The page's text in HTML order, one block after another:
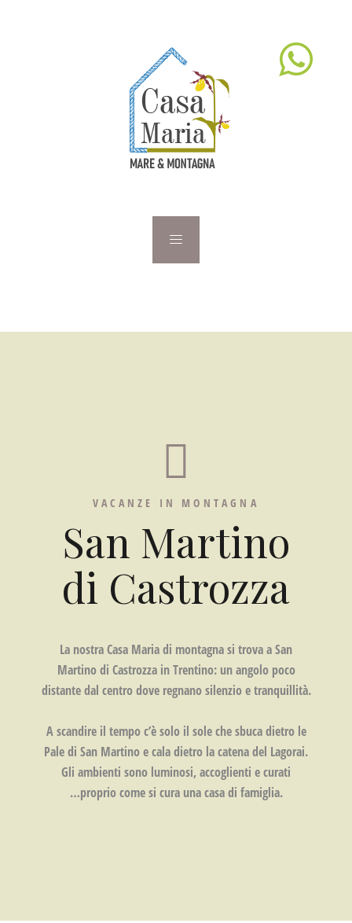
VACANZE IN MONTAGNA
San Martino
di Castrozza
La nostra Casa Maria di montagna si trova aSan
Martino di Castrozza in Trentino: un angolo poco
distante dal centro dove regnano silenzio e tranquillità.
A scandire il tempo c’è solo il sole che sbuca dietro le
Pale di San Martino e cala dietro la catena del Lagorai.
Gli ambienti sono luminosi, accoglienti e curati
…proprio come si cura una casa di famiglia.